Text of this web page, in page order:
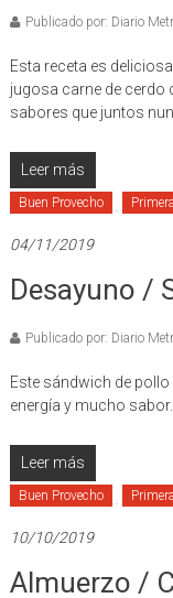
Publicado por: Diario
Esta receta es
jugosa carne de cerdo
sabores que juntos
Leer más
Buen Provecho
04/11/2019
Desayuno /
Publicado por: Diario
Este sándwich de
energía y mucho sabor.
Leer más
Buen Provecho
10/10/2019
Almuerzo /